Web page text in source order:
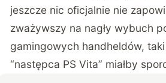
jeszcze nic oficjalnie nie
zważywszy na nagły wybuch
gamingowych handheldów,
“następca PS Vita” miałby